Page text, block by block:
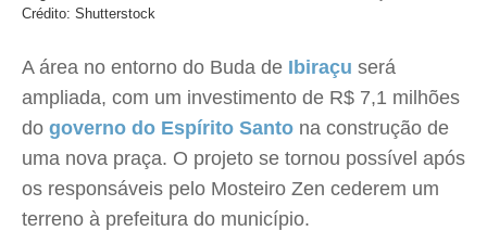
Crédito: Shutterstock
A área no entorno do Buda de Ibiraçu será
ampliada, com um investimento de R$ 7,1 milhões
do governo do Espírito Santo na construção de
uma nova praça. O projeto se tornou possível após
os responsáveis pelo Mosteiro Zen cederem um
terreno à prefeitura do município.